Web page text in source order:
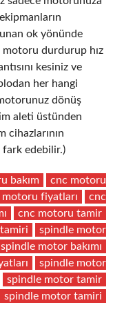
ok yönünde
durdurup hız
kesiniz ve
her hangi
dönüş
aleti üstünden
cihazlarının
fark edebilir.)
bakım
cnc motoru
motoru fiyatları
cnc
cnc motoru tamir
spindle motor
spindle motor bakımı
spindle motor
spindle motor tamir
spindle motor tamiri